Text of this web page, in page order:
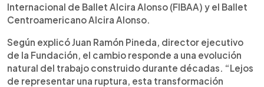
Internacional de Ballet Alcira Alonso (FIBAA) y el Ballet
Centroamericano Alcira Alonso.
Según explicó Juan Ramón Pineda, director ejecutivo
de la Fundación, el cambio responde a una evolución
natural del trabajo construido durante décadas. “Lejos
de representar una ruptura, esta transformación